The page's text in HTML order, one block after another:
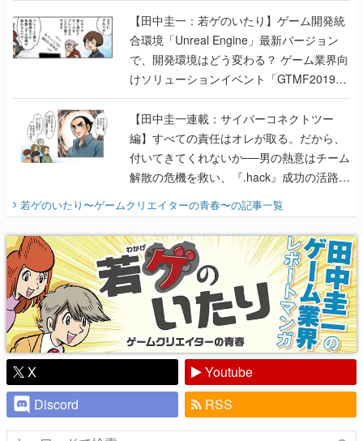
【田中圭一：若ゲのいたり】ゲーム開発統
合環境「Unreal Engine」最新バージョン
で、開発環境はどう変わる？ ゲーム業界向
けソリューションイベント「GTMF2019」
に行って、より理解を深めよう【PR】
【田中圭一連載：サイバーコネクトツー
編】すべての責任はオレが取る。だから、
付いてきてくれないか──男の熱意はチーム
解散の危機を救い、『.hack』成功の活路を
開く。業界の快男児・松山 洋に流れる血は
『少年ジャンプ』色だった【若ゲのいた
り】
若ゲのいたり〜ゲームクリエイターの青春〜の記事一覧
X
Youtube
Discord
RSS